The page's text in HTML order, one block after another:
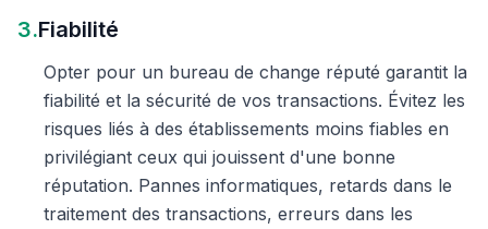
3.Fiabilité
Opter pour un bureau de change réputé garantit la
fiabilité et la sécurité de vos transactions. Évitez les
risques liés à des établissements moins fiables en
privilégiant ceux qui jouissent d'une bonne
réputation. Pannes informatiques, retards dans le
traitement des transactions, erreurs dans les